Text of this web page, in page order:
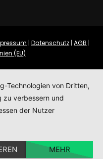
| Datenschutz | AGB |
(EU)
Technologien von Dritten,
zu verbessern und
der Nutzer
MEHR